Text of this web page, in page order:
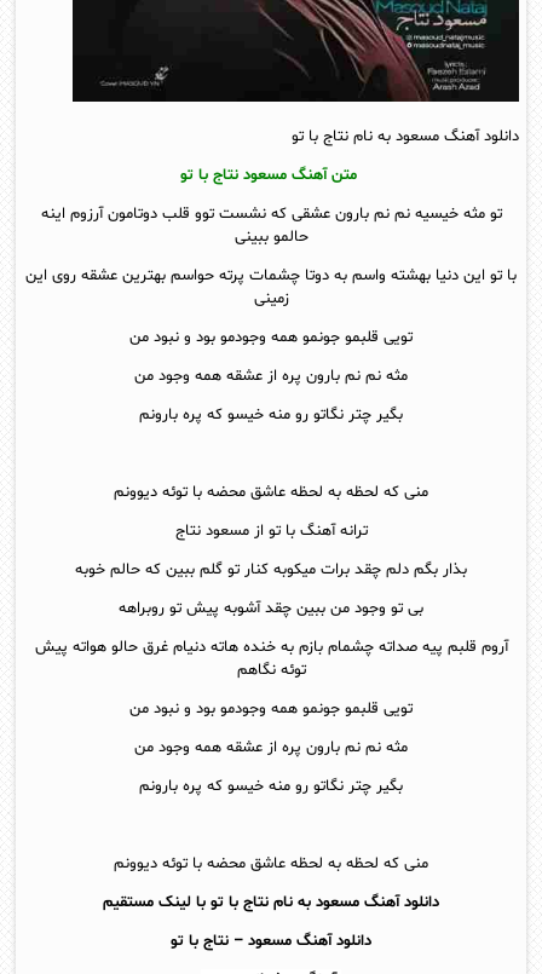
دانلود آهنگ مسعود به نام نتاج با تو
متن آهنگ مسعود نتاج با تو
تو مثه خیسیه نم نم بارون عشقی که نشست توو قلب دوتامون آرزوم اینه
حالمو ببینی
با تو این دنیا بهشته واسم به دوتا چشمات پرته حواسم بهترین عشقه روی این
زمینی
تویی قلبمو جونمو همه وجودمو بود و نبود من
مثه نم نم بارون پره از عشقه همه وجود من
بگیر چتر نگاتو رو منه خیسو که پره بارونم
منی که لحظه به لحظه عاشق محضه با توئه دیوونم
ترانه آهنگ با تو از مسعود نتاج
بذار بگم دلم چقد برات میکوبه کنار تو گلم ببین که حالم خوبه
بی تو وجود من ببین چقد آشوبه پیش تو روبراهه
آروم قلبم پیه صداته چشمام بازم به خنده هاته دنیام غرق حالو هواته پیش
توئه نگاهم
تویی قلبمو جونمو همه وجودمو بود و نبود من
مثه نم نم بارون پره از عشقه همه وجود من
بگیر چتر نگاتو رو منه خیسو که پره بارونم
منی که لحظه به لحظه عاشق محضه با توئه دیوونم
دانلود آهنگ مسعود به نام نتاج با تو با لینک مستقیم
دانلود آهنگ مسعود – نتاج با تو